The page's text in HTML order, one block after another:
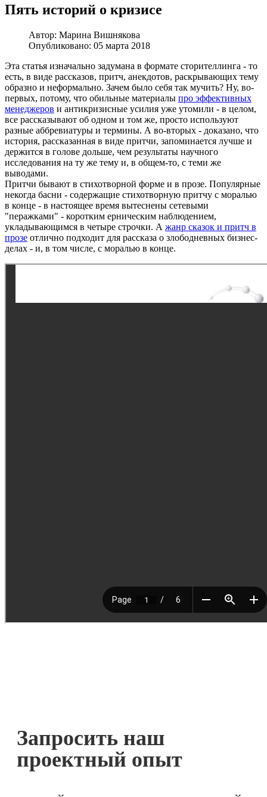
Пять историй о кризисе
Автор: Марина Вишнякова
Опубликовано: 05 марта 2018
Эта статья изначально задумана в формате сторителлинга - то
есть, в виде рассказов, притч, анекдотов, раскрывающих тему
образно и неформально. Зачем было себя так мучить? Ну, во-
первых, потому, что обильные материалы про эффективных
менеджеров и антикризисные усилия уже утомили - в целом,
все рассказывают об одном и том же, просто используют
разные аббревиатуры и термины. А во-вторых - доказано, что
история, рассказанная в виде притчи, запоминается лучше и
держится в голове дольше, чем результаты научного
исследования на ту же тему и, в общем-то, с теми же
выводами.
Притчи бывают в стихотворной форме и в прозе. Популярные
некогда басни - содержащие стихотворную притчу с моралью
в конце - в настоящее время вытеснены сетевыми
"перажками" - коротким ерническим наблюдением,
укладывающимся в четыре строчки. А жанр сказок и притч в
прозе отлично подходит для рассказа о злободневных бизнес-
делах - и, в том числе, с моралью в конце.
Запросить наш
проектный опыт